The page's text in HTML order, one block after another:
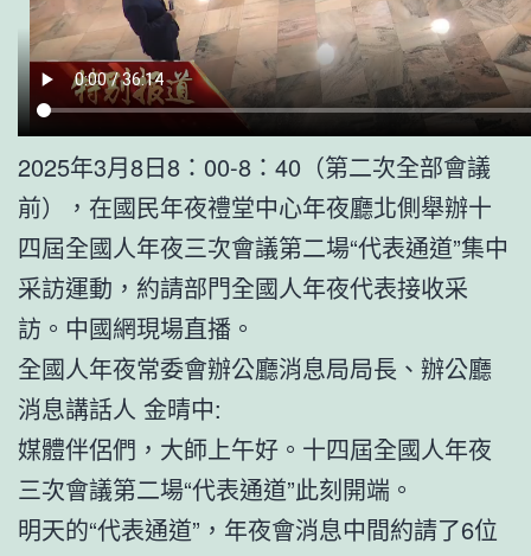
2025年3月8日8：00-8：40（第二次全部會議
前），在國民年夜禮堂中心年夜廳北側舉辦十
四屆全國人年夜三次會議第二場“代表通道”集中
采訪運動，約請部門全國人年夜代表接收采
訪。中國網現場直播。
全國人年夜常委會辦公廳消息局局長、辦公廳
消息講話人 金晴中:
媒體伴侶們，大師上午好。十四屆全國人年夜
三次會議第二場“代表通道”此刻開端。
明天的“代表通道”，年夜會消息中間約請了6位